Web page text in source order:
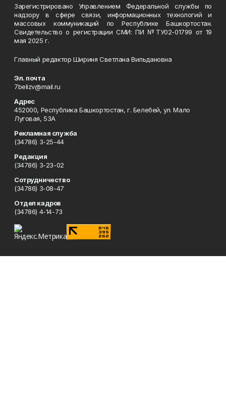
Зарегистрировано Управлением Федеральной службы по
надзору в сфере связи, информационных технологий и
массовых коммуникаций по Республике Башкортостан.
Свидетельство о регистрации СМИ: ПИ №ТУ02-01799 от 19
мая 2025 г.
Главный редактор Шириня Светлана Вильдановна
Эл. почта
7belizv@mail.ru
Адрес
452000, Республика Башкортостан, г. Белебей, ул. Мало
Луговая, 53А
Рекламная служба
(34786) 3-25-44
Редакция
(34786) 3-23-02
Сотрудничество
(34786) 3-08-47
Отдел кадров
(34786) 4-14-73